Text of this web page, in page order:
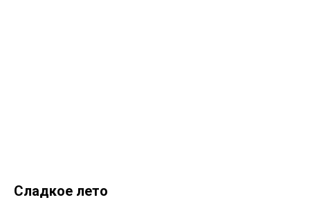
Сладкое лето